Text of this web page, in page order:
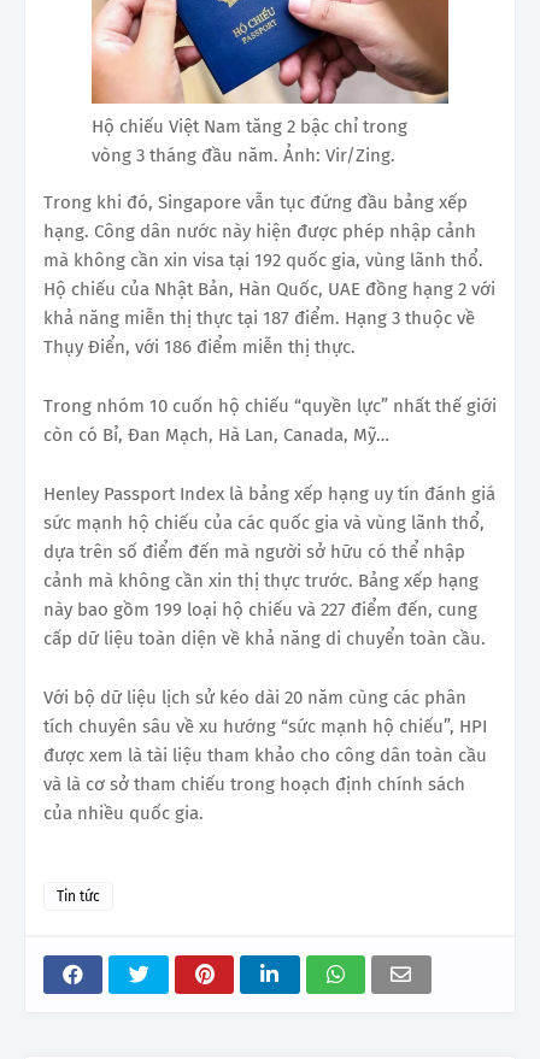
Hộ chiếu Việt Nam tăng 2 bậc chỉ trong
vòng 3 tháng đầu năm. Ảnh: Vir/Zing.
Trong khi đó, Singapore vẫn tục đứng đầu bảng xếp
hạng. Công dân nước này hiện được phép nhập cảnh
mà không cần xin visa tại 192 quốc gia, vùng lãnh thổ.
Hộ chiếu của Nhật Bản, Hàn Quốc, UAE đồng hạng 2 với
khả năng miễn thị thực tại 187 điểm. Hạng 3 thuộc về
Thụy Điển, với 186 điểm miễn thị thực.
Trong nhóm 10 cuốn hộ chiếu “quyền lực” nhất thế giới
còn có Bỉ, Đan Mạch, Hà Lan, Canada, Mỹ…
Henley Passport Index là bảng xếp hạng uy tín đánh giá
sức mạnh hộ chiếu của các quốc gia và vùng lãnh thổ,
dựa trên số điểm đến mà người sở hữu có thể nhập
cảnh mà không cần xin thị thực trước. Bảng xếp hạng
này bao gồm 199 loại hộ chiếu và 227 điểm đến, cung
cấp dữ liệu toàn diện về khả năng di chuyển toàn cầu.
Với bộ dữ liệu lịch sử kéo dài 20 năm cùng các phân
tích chuyên sâu về xu hướng “sức mạnh hộ chiếu”, HPI
được xem là tài liệu tham khảo cho công dân toàn cầu
và là cơ sở tham chiếu trong hoạch định chính sách
của nhiều quốc gia.
Tin tức